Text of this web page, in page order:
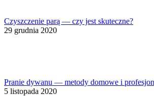
Czyszczenie parą — czy jest skuteczne?
29 grudnia 2020
Pranie dywanu — metody domowe i
5 listopada 2020